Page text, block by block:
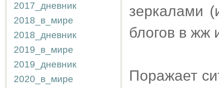
2017_дневник
2018_в_мире
2018_дневник
2019_в_мире
2019_дневник
2020_в_мире
зеркалами
блогов в жж
Поражает